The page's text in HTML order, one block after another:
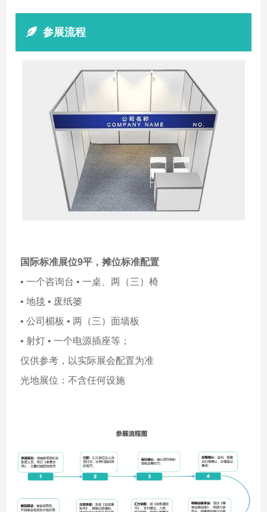
参展流程
国际标准展位9平，摊位标准配置
• 一个咨询台 • 一桌、两（三）椅
• 地毯 • 废纸篓
• 公司楣板 • 两（三）面墙板
• 射灯 • 一个电源插座等；
仅供参考，以实际展会配置为准
光地展位：不含任何设施